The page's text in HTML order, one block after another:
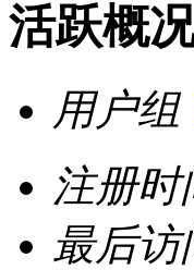
活跃概
用户组
注册时
最后访